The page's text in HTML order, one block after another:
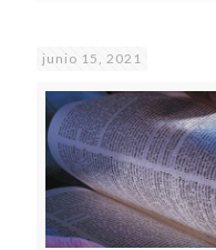
junio 15, 2021